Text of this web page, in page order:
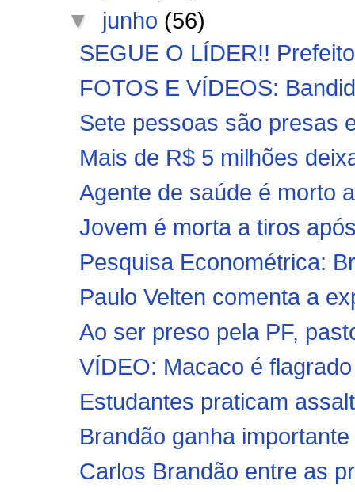
▼ junho (56)
SEGUE O LÍDER!!
FOTOS E VÍDEOS:
Sete pessoas são presas
Mais de R$ 5 milhões
Agente de saúde é morto
Jovem é morta a tiros
Pesquisa Econométrica:
Paulo Velten comenta a
Ao ser preso pela PF,
VÍDEO: Macaco é
Estudantes praticam
Brandão ganha
Carlos Brandão entre as